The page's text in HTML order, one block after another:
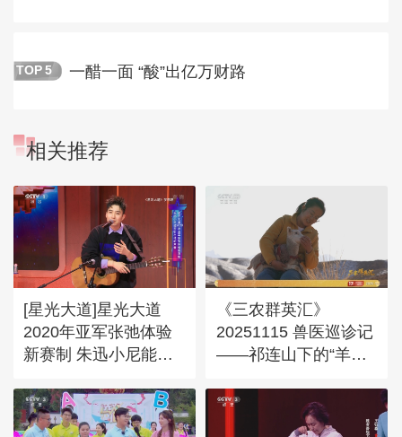
TOP 5 一醋一面 “酸”出亿万财路
相关推荐
[星光大道]星光大道
2020年亚军张弛体验
新赛制 朱迅小尼能否
《三农群英汇》
20251115 兽医巡诊记
——祁连山下的“羊妈